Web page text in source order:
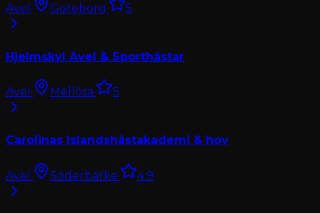
Avel · Göteborg· 5
Hjelmskyl Avel & Sporthästar
Avel · Mellösa· 5
Carolinas Islandshästakademi & hov
Avel · Söderbärke· 4.9